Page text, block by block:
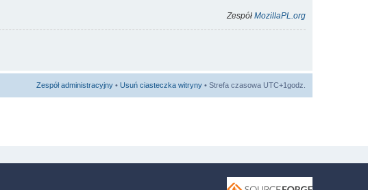
ZespółMozillaPL.org
Zespół administracyjny •Usuń ciasteczka witryny • Strefa czasowa UTC+1godz.